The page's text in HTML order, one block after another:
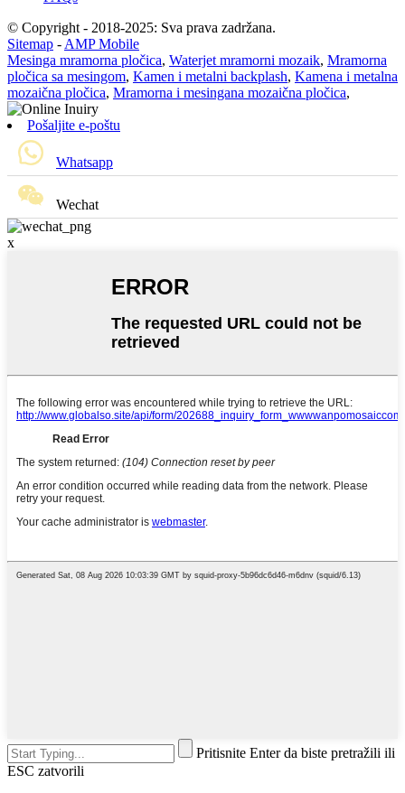
© Copyright - 2018-2025: Sva prava zadržana.
Sitemap -AMP Mobile
Mesinga mramorna pločica, Waterjet mramorni mozaik, Mramorna
pločica sa mesingom, Kamen i metalni backplash, Kamena i metalna
mozaična pločica, Mramorna i mesingana mozaična pločica,
Pošaljite e-poštu
Whatsapp
Wechat
x
Pritisnite Enter da biste pretražili ili
ESC zatvorili